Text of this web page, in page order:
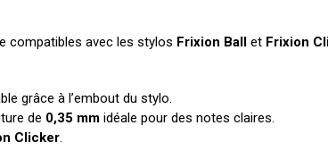
compatibles avec les stylos Frixion Ball et Frixion
grâce à l’embout du stylo.
de 0,35 mm idéale pour des notes claires.
Clicker